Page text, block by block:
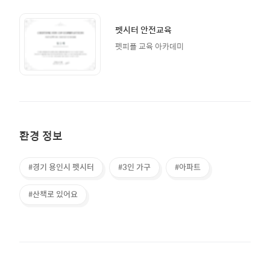
펫시터 안전교육
펫피플 교육 아카데미
환경 정보
#경기 용인시 펫시터 #3인 가구 #아파트
#산책로 있어요